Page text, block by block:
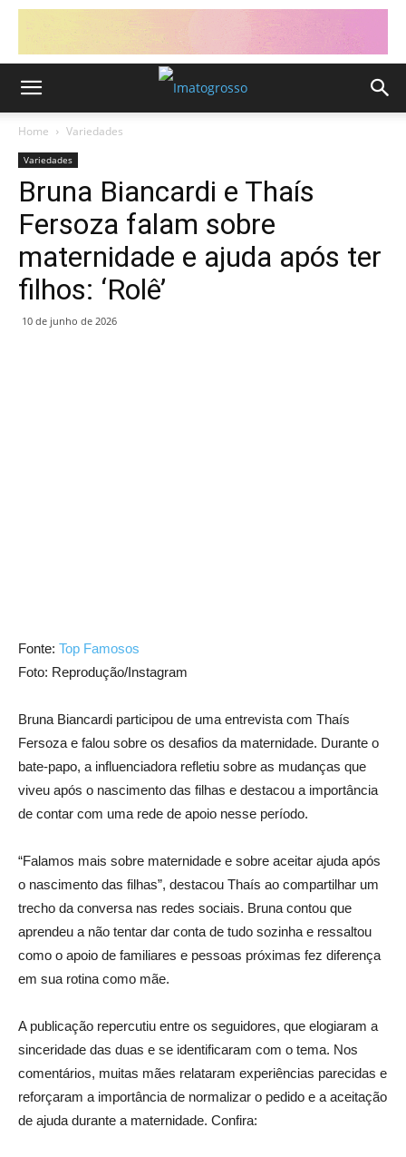
Home Variedades
Variedades
Bruna Biancardi e Thaís
Fersoza falam sobre
maternidade e ajuda após ter
filhos: ‘Rolê’
10 de junho de 2026
Fonte: Top Famosos
Foto: Reprodução/Instagram
Bruna Biancardi participou de uma entrevista com Thaís
Fersoza e falou sobre os desafios da maternidade. Durante o
bate-papo, a influenciadora refletiu sobre as mudanças que
viveu após o nascimento das filhas e destacou a importância
de contar com uma rede de apoio nesse período.
“Falamos mais sobre maternidade e sobre aceitar ajuda após
o nascimento das filhas”, destacou Thaís ao compartilhar um
trecho da conversa nas redes sociais. Bruna contou que
aprendeu a não tentar dar conta de tudo sozinha e ressaltou
como o apoio de familiares e pessoas próximas fez diferença
em sua rotina como mãe.
A publicação repercutiu entre os seguidores, que elogiaram a
sinceridade das duas e se identificaram com o tema. Nos
comentários, muitas mães relataram experiências parecidas e
reforçaram a importância de normalizar o pedido e a aceitação
de ajuda durante a maternidade. Confira: